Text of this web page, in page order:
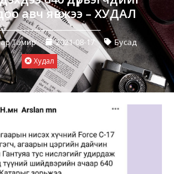
авч явжээ – ХУДАЛ
Тамир 2021-08-17 Бусад
Худал